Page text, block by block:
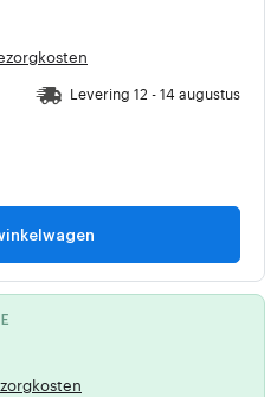
Levering 12 - 14 augustus